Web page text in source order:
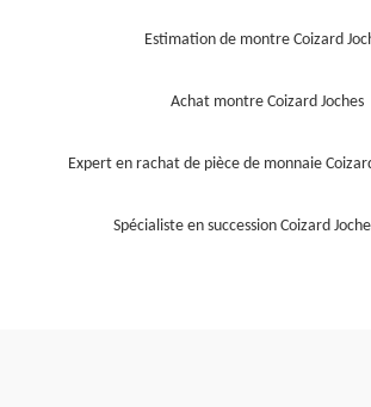
Estimation de montre Coizard
Achat montre Coizard Joches
Expert en rachat de pièce de monnaie
Spécialiste en succession Coizard